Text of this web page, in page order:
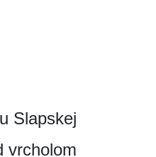
Slapskej
vrcholom